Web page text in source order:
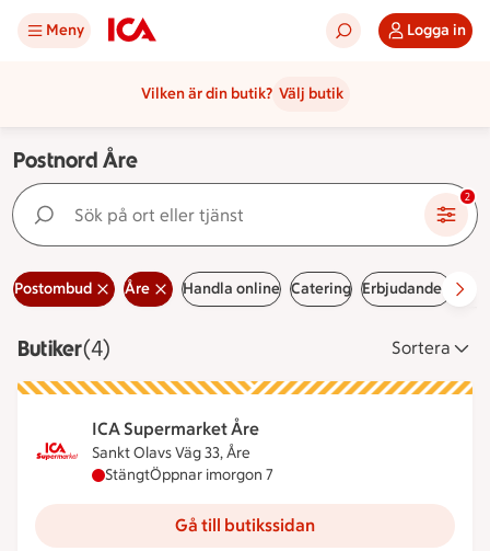
Meny Logga in
Vilken är din butik? Välj butik
Postnord Åre
Sök på ort eller tjänst 2
Postombud Åre Handla online Catering Erbjudanden
ButikerVisar 4 stycken
(4) Sortera
ICA Supermarket Åre
Sankt Olavs Väg 33, Åre
ICA Supermarket Åre har stängt idag, öppnar
StängtÖppnar imorgon 7
Gå till butikssidan